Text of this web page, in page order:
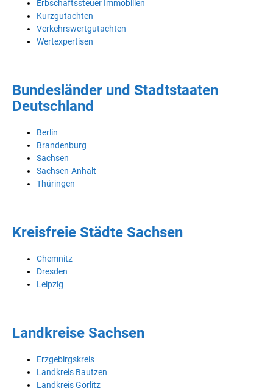
Erbschaftssteuer Immobilien
Kurzgutachten
Verkehrswertgutachten
Wertexpertisen
Bundesländer und Stadtstaaten
Deutschland
Berlin
Brandenburg
Sachsen
Sachsen-Anhalt
Thüringen
Kreisfreie Städte Sachsen
Chemnitz
Dresden
Leipzig
Landkreise Sachsen
Erzgebirgskreis
Landkreis Bautzen
Landkreis Görlitz